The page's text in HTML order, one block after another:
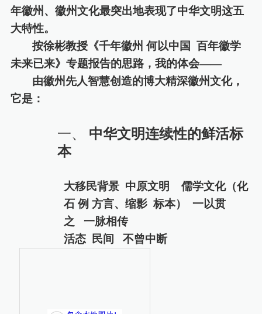
年徽州、徽州文化最突出地表现了中华文明这五
大特性。
按徐彬教授《千年徽州 何以中国 百年徽学
未来已来》专题报告的思路，我的体会——
由徽州先人智慧创造的博大精深徽州文化，
它是：
一、 中华文明连续性的鲜活标
本
大移民背景 中原文明
儒学文化（化
石 例 方言、缩影 标本）
一以贯
之
一脉相传
活态
民间 不曾中断